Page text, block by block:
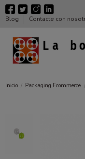
Blog Contacte con
Inicio Packaging Ecommerce